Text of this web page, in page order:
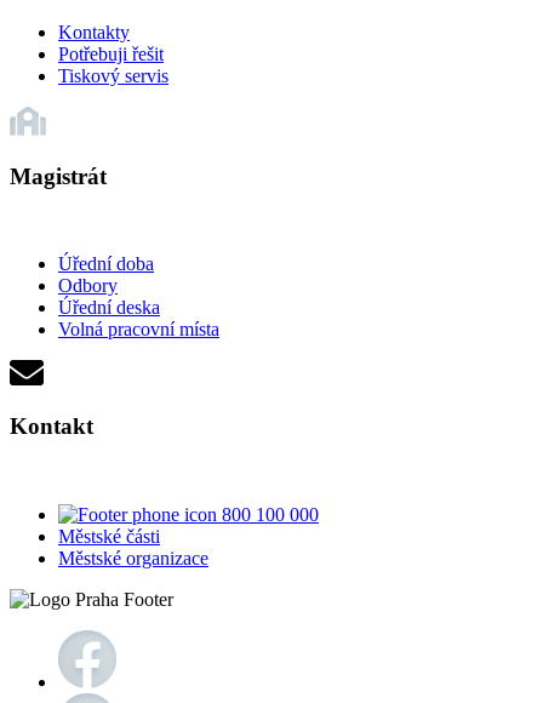
Kontakty
Potřebuji řešit
Tiskový servis
Magistrát
Úřední doba
Odbory
Úřední deska
Volná pracovní místa
Kontakt
800 100 000
Městské části
Městské organizace